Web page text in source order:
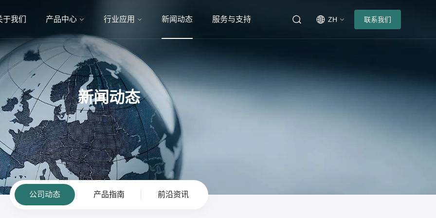
于我们 产品中心 行业应用 新闻动态 服务与支持 ZH 联系我们
新闻动态
公司动态 产品指南 前沿资讯